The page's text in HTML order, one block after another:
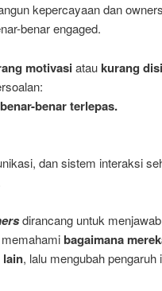
kepercayaan dan
benar engaged.
motivasiataukurang
benar terlepas.
dan sistem interaksi
dirancang untuk
bagaimana
lain, lalu mengubah pengaruh